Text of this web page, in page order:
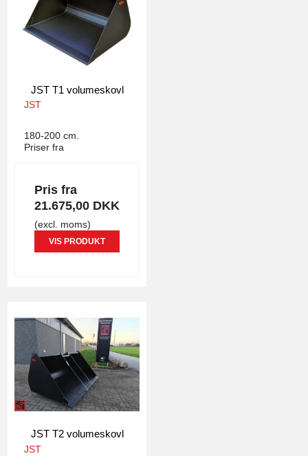
JST T1 volumeskovl
JST
180-200 cm.
Priser fra
Pris fra
21.675,00 DKK
(excl. moms)
VIS PRODUKT
JST T2 volumeskovl
JST